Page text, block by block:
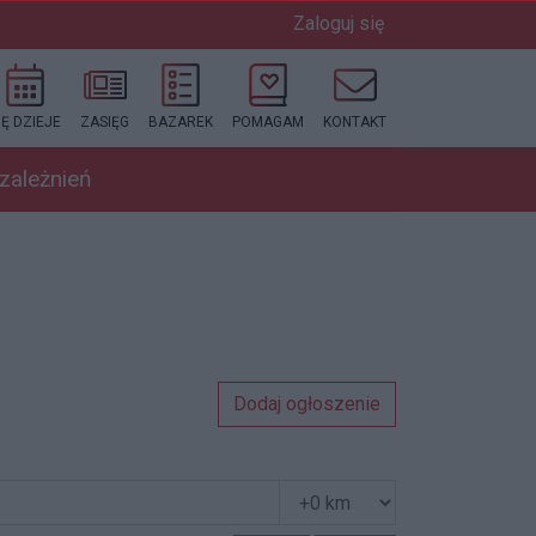
Zaloguj się
DZIEJE ZASIĘG BAZAREK POMAGAM KONTAKT
Dodaj ogłoszenie